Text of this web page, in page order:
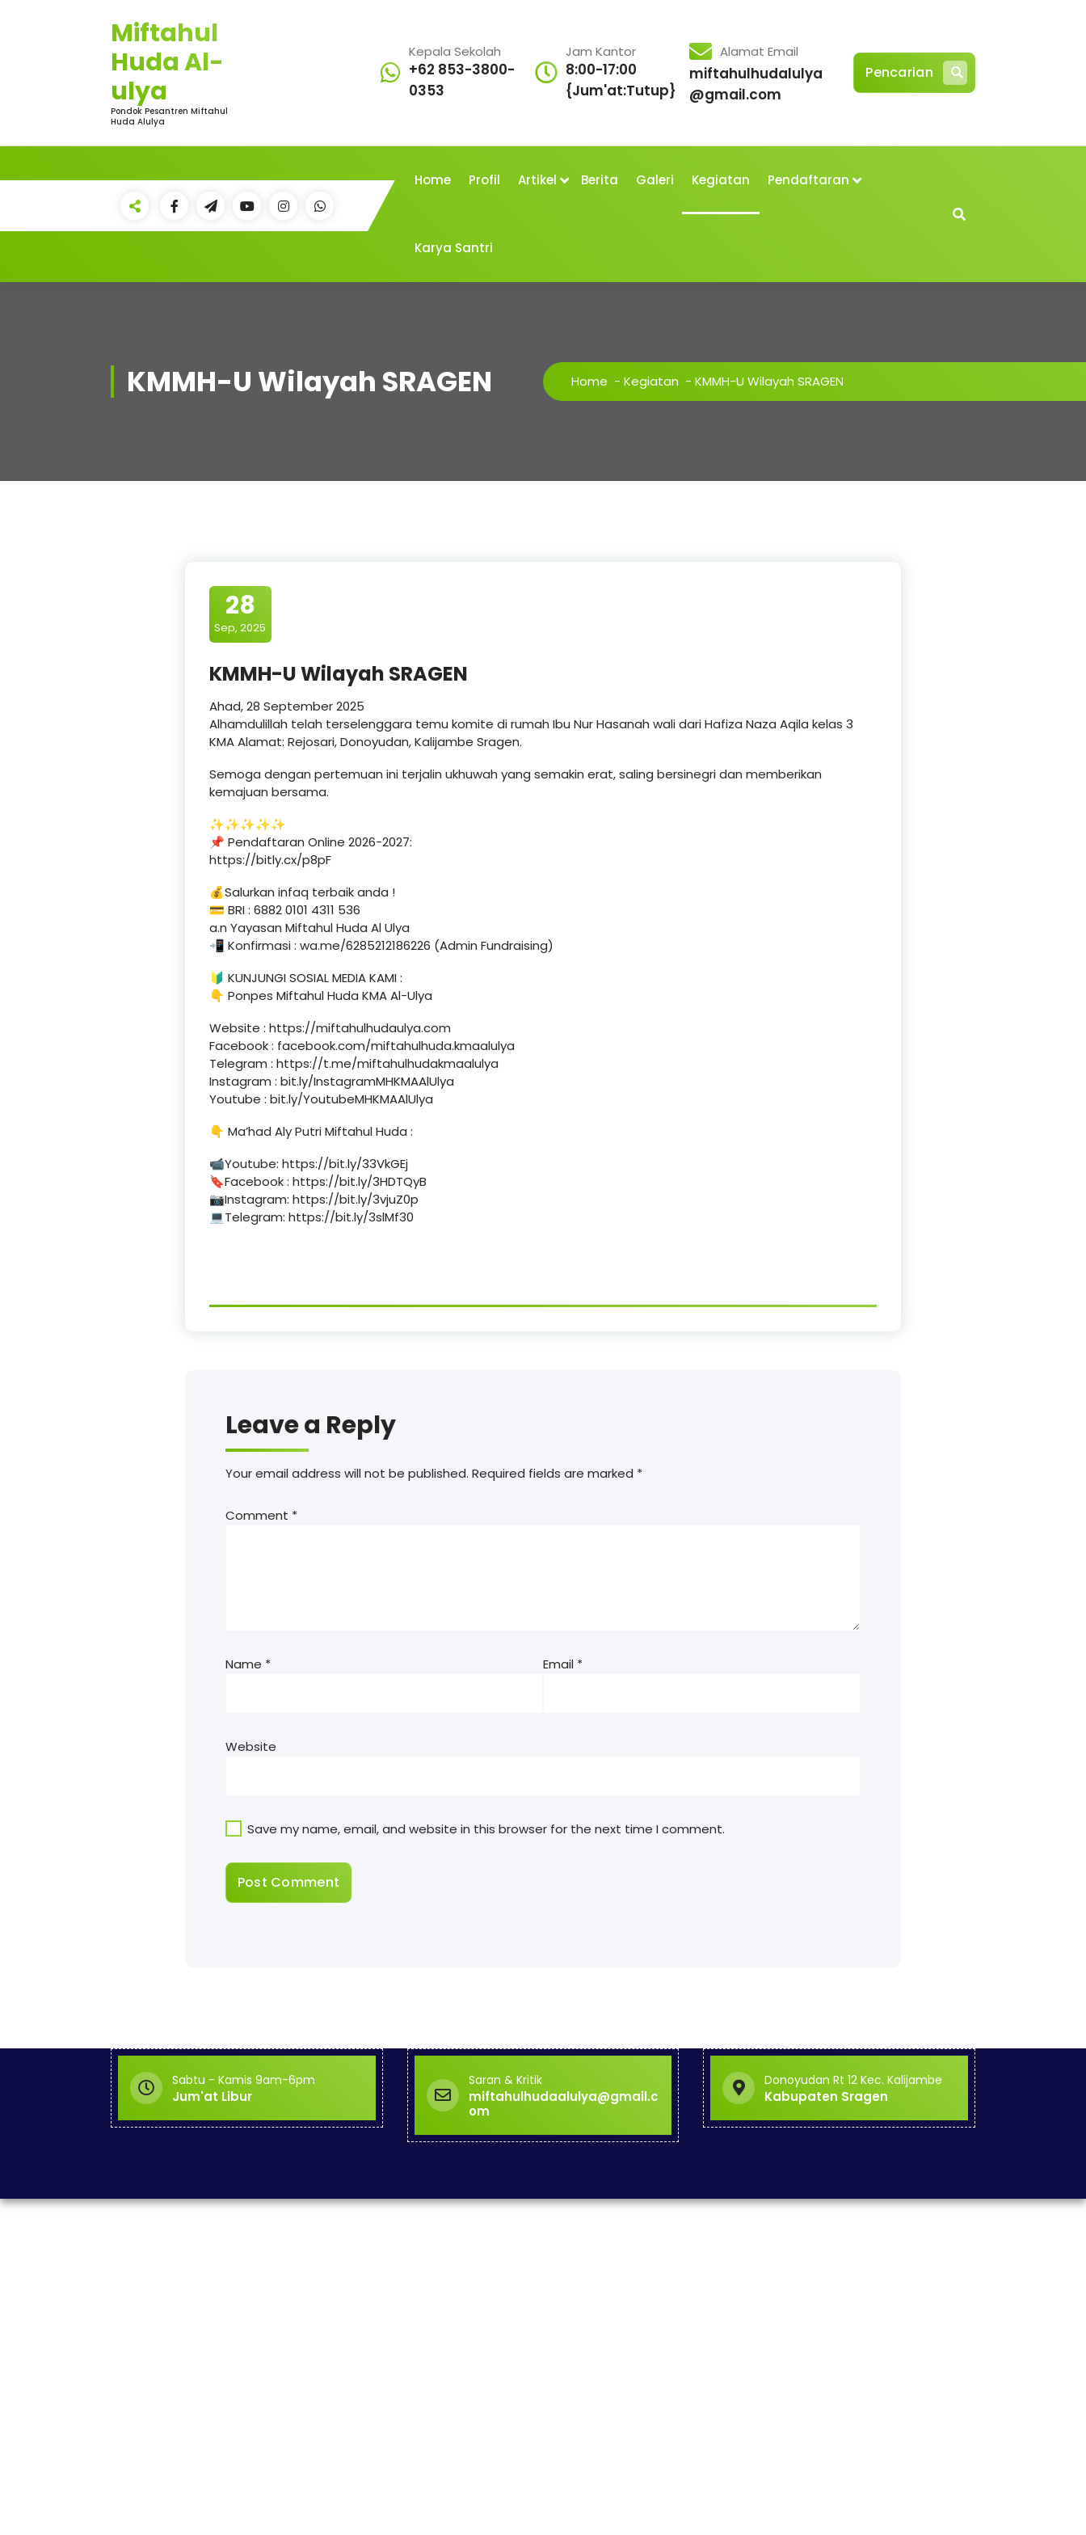
Miftahul
Huda Al-
ulya
Pondok Pesantren Miftahul
Huda Alulya
Kepala Sekolah
+62 853-3800-
0353
Jam Kantor
8:00-17:00
{Jum'at:Tutup}
Alamat Email
miftahulhudalulya
@gmail.com
Pencarian
Home Profil Artikel Berita Galeri Kegiatan Pendaftaran
Karya Santri
KMMH-U Wilayah SRAGEN Home - Kegiatan - KMMH-U Wilayah SRAGEN
28
Sep, 2025
KMMH-U Wilayah SRAGEN
Ahad, 28 September 2025
Alhamdulillah telah terselenggara temu komite di rumah Ibu Nur Hasanah wali dari Hafiza Naza Aqila kelas 3
KMA Alamat: Rejosari, Donoyudan, Kalijambe Sragen.
Semoga dengan pertemuan ini terjalin ukhuwah yang semakin erat, saling bersinegri dan memberikan
kemajuan bersama.
✨✨✨✨✨
📌 Pendaftaran Online 2026-2027:
https://bitly.cx/p8pF
💰Salurkan infaq terbaik anda !
💳 BRI : 6882 0101 4311 536
a.n Yayasan Miftahul Huda Al Ulya
📲 Konfirmasi : wa.me/6285212186226 (Admin Fundraising)
🔰 KUNJUNGI SOSIAL MEDIA KAMI :
👇 Ponpes Miftahul Huda KMA Al-Ulya
Website : https://miftahulhudaulya.com
Facebook : facebook.com/miftahulhuda.kmaalulya
Telegram : https://t.me/miftahulhudakmaalulya
Instagram : bit.ly/InstagramMHKMAAlUlya
Youtube : bit.ly/YoutubeMHKMAAlUlya
👇 Ma’had Aly Putri Miftahul Huda :
📹Youtube: https://bit.ly/33VkGEj
🔖Facebook : https://bit.ly/3HDTQyB
📷Instagram: https://bit.ly/3vjuZ0p
💻Telegram: https://bit.ly/3slMf30
Leave a Reply
Your email address will not be published. Required fields are marked *
Comment *
Name * Email *
Website
Save my name, email, and website in this browser for the next time I comment.
Sabtu - Kamis 9am-6pm
Jum'at Libur
Saran & Kritik
miftahulhudaalulya@gmail.c
om
Donoyudan Rt 12 Kec. Kalijambe
Kabupaten Sragen